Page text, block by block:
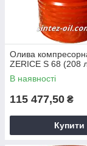
Олива
ZERICE S 68 (208
В наявності
115 477,50 ₴
Купити